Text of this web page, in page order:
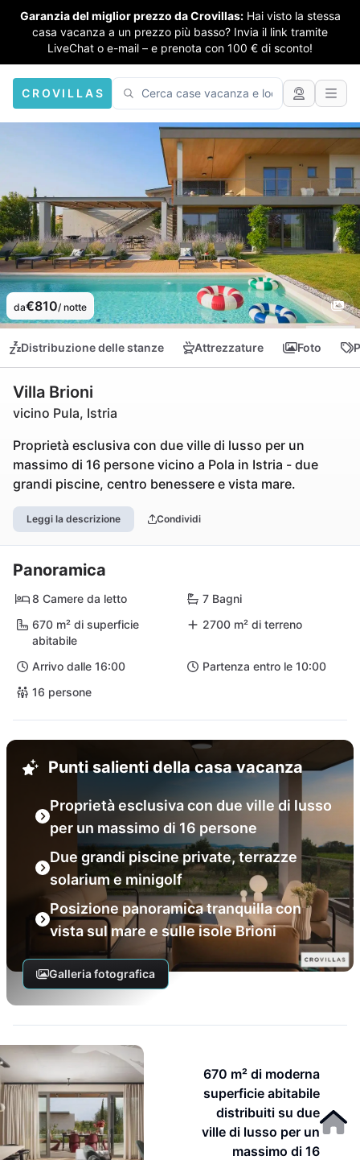
Garanzia del miglior prezzo da Crovillas: Hai visto la stessa
casa vacanza a un prezzo più basso? Invia il link tramite
LiveChat o e-mail – e prenota con 100 € di sconto!
CROVILLAS
da€810/ notte
Distribuzione delle stanze Attrezzature Foto
Villa Brioni
vicino Pula, Istria
Proprietà esclusiva con due ville di lusso per un
massimo di 16 persone vicino a Pola in Istria - due
grandi piscine, centro benessere e vista mare.
Leggi la descrizione Condividi
Panoramica
8 Camere da letto
7 Bagni
670 m² di superficie
abitabile
2700 m² di terreno
Arrivo dalle 16:00
Partenza entro le 10:00
16 persone
Punti salienti della casa vacanza
Proprietà esclusiva con due ville di lusso
per un massimo di 16 persone
Due grandi piscine private, terrazze
solarium e minigolf
Posizione panoramica tranquilla con
vista sul mare e sulle isole Brioni
Galleria fotografica
670 m² di moderna
superficie abitabile
distribuiti su due
ville di lusso per un
massimo di 16